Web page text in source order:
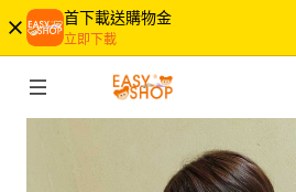
首下載送購物金
立即下載